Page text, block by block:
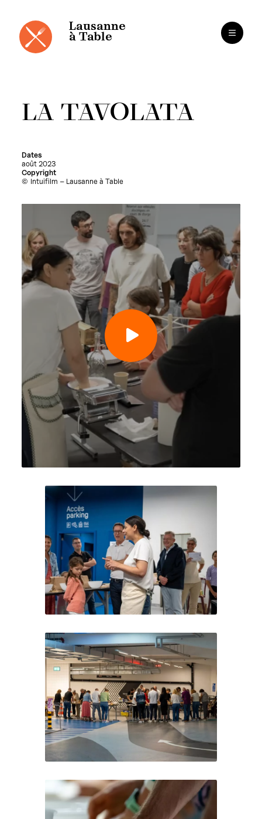
contenu
Lausanne
à Table
LA TAVOLATA
Dates
août 2023
Copyright
Intuifilm – Lausanne à Table